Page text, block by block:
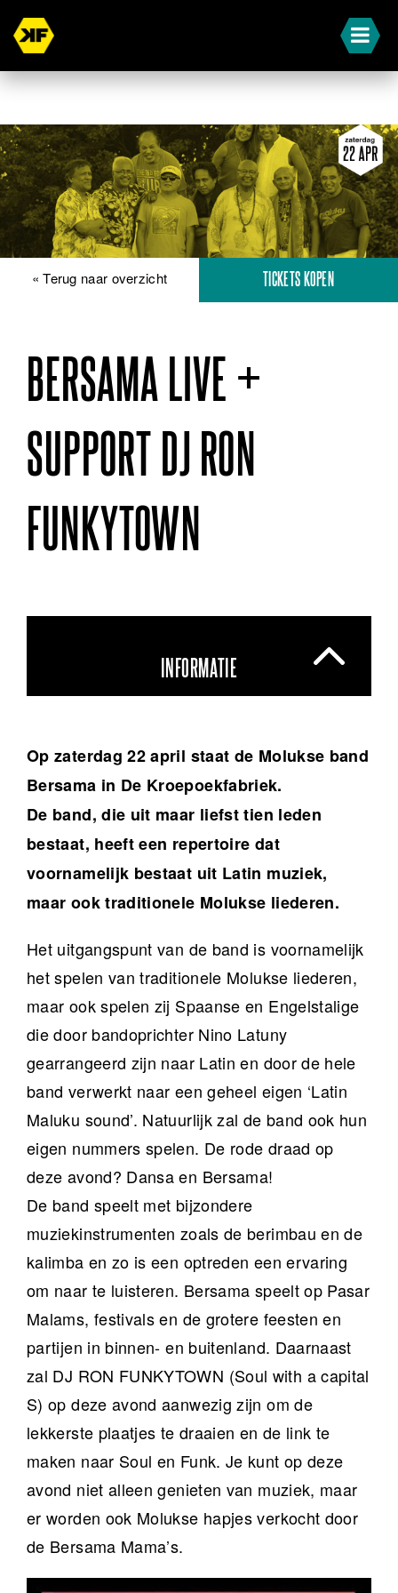
« Terug naar overzicht TICKETS KOPEN
BERSAMA LIVE +
SUPPORT DJ RON
FUNKYTOWN
INFORMATIE
Op zaterdag 22 april staat de Molukse band
Bersama in De Kroepoekfabriek.
De band, die uit maar liefst tien leden
bestaat, heeft een repertoire dat
voornamelijk bestaat uit Latin muziek,
maar ook traditionele Molukse liederen.
Het uitgangspunt van de band is voornamelijk
het spelen van traditionele Molukse liederen,
maar ook spelen zij Spaanse en Engelstalige
die door bandoprichter Nino Latuny
gearrangeerd zijn naar Latin en door de hele
band verwerkt naar een geheel eigen ‘Latin
Maluku sound’. Natuurlijk zal de band ook hun
eigen nummers spelen. De rode draad op
deze avond? Dansa en Bersama!
De band speelt met bijzondere
muziekinstrumenten zoals de berimbau en de
kalimba en zo is een optreden een ervaring
om naar te luisteren. Bersama speelt op Pasar
Malams, festivals en de grotere feesten en
partijen in binnen- en buitenland. Daarnaast
zal DJ RON FUNKYTOWN (Soul with a capital
S) op deze avond aanwezig zijn om de
lekkerste plaatjes te draaien en de link te
maken naar Soul en Funk. Je kunt op deze
avond niet alleen genieten van muziek, maar
er worden ook Molukse hapjes verkocht door
de Bersama Mama’s.